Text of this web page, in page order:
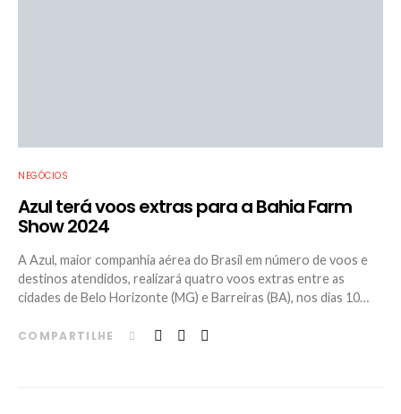
NEGÓCIOS
Azul terá voos extras para a Bahia Farm
Show 2024
A Azul, maior companhia aérea do Brasil em número de voos e
destinos atendidos, realizará quatro voos extras entre as
cidades de Belo Horizonte (MG) e Barreiras (BA), nos dias 10…
COMPARTILHE